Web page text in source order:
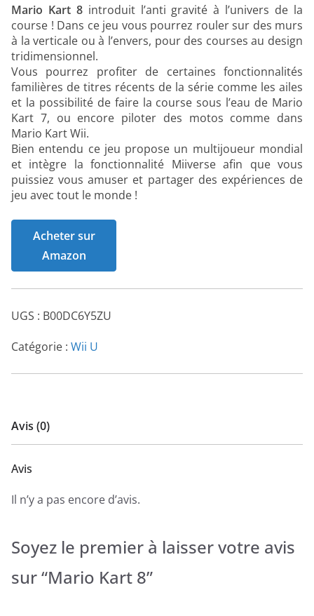
Mario Kart 8introduit l’anti gravité à l’univers de la
course ! Dans ce jeu vous pourrez rouler sur des murs
à la verticale ou à l’envers, pour des courses au design
tridimensionnel.
Vous pourrez profiter de certaines fonctionnalités
familières de titres récents de la série comme les ailes
et la possibilité de faire la course sous l’eau de Mario
Kart 7, ou encore piloter des motos comme dans
Mario Kart Wii.
Bien entendu ce jeu propose un multijoueur mondial
et intègre la fonctionnalité Miiverse afin que vous
puissiez vous amuser et partager des expériences de
jeu avec tout le monde !
Acheter sur
Amazon
UGS : B00DC6Y5ZU
Catégorie : Wii U
Avis (0)
Avis
Il n’y a pas encore d’avis.
Soyez le premier à laisser votre avis
sur “Mario Kart 8”